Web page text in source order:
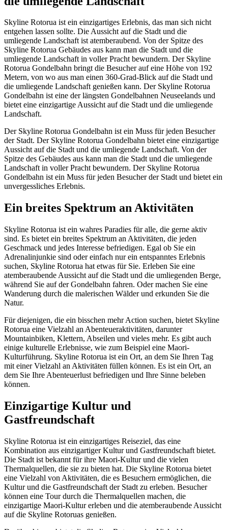
Skyline Rotorua ist ein einzigartiges Erlebnis, das man sich nicht
entgehen lassen sollte. Die Aussicht auf die Stadt und die
umliegende Landschaft ist atemberaubend. Von der Spitze des
Skyline Rotorua Gebäudes aus kann man die Stadt und die
umliegende Landschaft in voller Pracht bewundern. Der Skyline
Rotorua Gondelbahn bringt die Besucher auf eine Höhe von 192
Metern, von wo aus man einen 360-Grad-Blick auf die Stadt und
die umliegende Landschaft genießen kann. Der Skyline Rotorua
Gondelbahn ist eine der längsten Gondelbahnen Neuseelands und
bietet eine einzigartige Aussicht auf die Stadt und die umliegende
Landschaft.
Der Skyline Rotorua Gondelbahn ist ein Muss für jeden Besucher
der Stadt. Der Skyline Rotorua Gondelbahn bietet eine einzigartige
Aussicht auf die Stadt und die umliegende Landschaft. Von der
Spitze des Gebäudes aus kann man die Stadt und die umliegende
Landschaft in voller Pracht bewundern. Der Skyline Rotorua
Gondelbahn ist ein Muss für jeden Besucher der Stadt und bietet ein
unvergessliches Erlebnis.
Ein breites Spektrum an Aktivitäten
Skyline Rotorua ist ein wahres Paradies für alle, die gerne aktiv
sind. Es bietet ein breites Spektrum an Aktivitäten, die jeden
Geschmack und jedes Interesse befriedigen. Egal ob Sie ein
Adrenalinjunkie sind oder einfach nur ein entspanntes Erlebnis
suchen, Skyline Rotorua hat etwas für Sie. Erleben Sie eine
atemberaubende Aussicht auf die Stadt und die umliegenden Berge,
während Sie auf der Gondelbahn fahren. Oder machen Sie eine
Wanderung durch die malerischen Wälder und erkunden Sie die
Natur.
Für diejenigen, die ein bisschen mehr Action suchen, bietet Skyline
Rotorua eine Vielzahl an Abenteueraktivitäten, darunter
Mountainbiken, Klettern, Abseilen und vieles mehr. Es gibt auch
einige kulturelle Erlebnisse, wie zum Beispiel eine Maori-
Kulturführung. Skyline Rotorua ist ein Ort, an dem Sie Ihren Tag
mit einer Vielzahl an Aktivitäten füllen können. Es ist ein Ort, an
dem Sie Ihre Abenteuerlust befriedigen und Ihre Sinne beleben
können.
Einzigartige Kultur und
Gastfreundschaft
Skyline Rotorua ist ein einzigartiges Reiseziel, das eine
Kombination aus einzigartiger Kultur und Gastfreundschaft bietet.
Die Stadt ist bekannt für ihre Maori-Kultur und die vielen
Thermalquellen, die sie zu bieten hat. Die Skyline Rotorua bietet
eine Vielzahl von Aktivitäten, die es Besuchern ermöglichen, die
Kultur und die Gastfreundschaft der Stadt zu erleben. Besucher
können eine Tour durch die Thermalquellen machen, die
einzigartige Maori-Kultur erleben und die atemberaubende Aussicht
auf die Skyline Rotoruas genießen.